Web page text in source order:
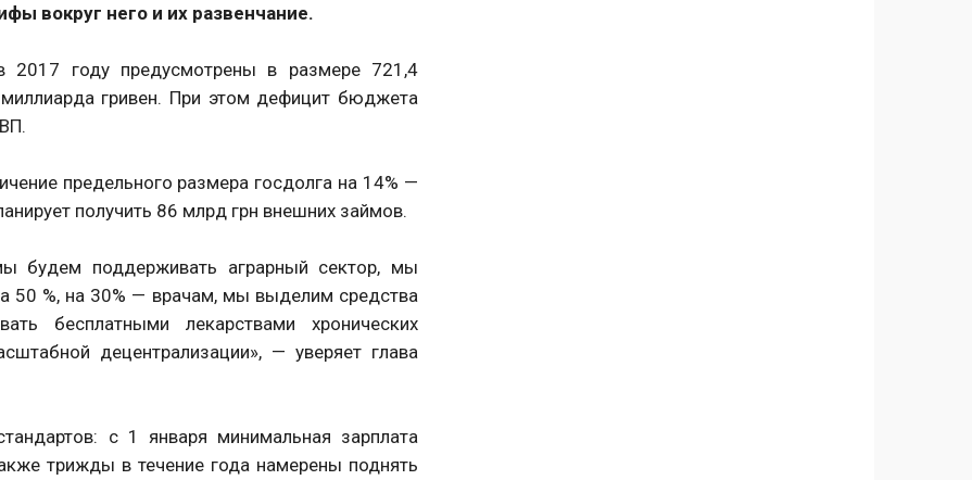
вокруг него и их развенчание.
году предусмотрены в размере 721,4
гривен. При этом дефицит бюджета
предельного размера госдолга на 14% —
получить 86 млрд грн внешних займов.
будем поддерживать аграрный сектор, мы
50 %, на 30% — врачам, мы выделим средства
бесплатными лекарствами хронических
децентрализации», — уверяет глава
с 1 января минимальная зарплата
трижды в течение года намерены поднять